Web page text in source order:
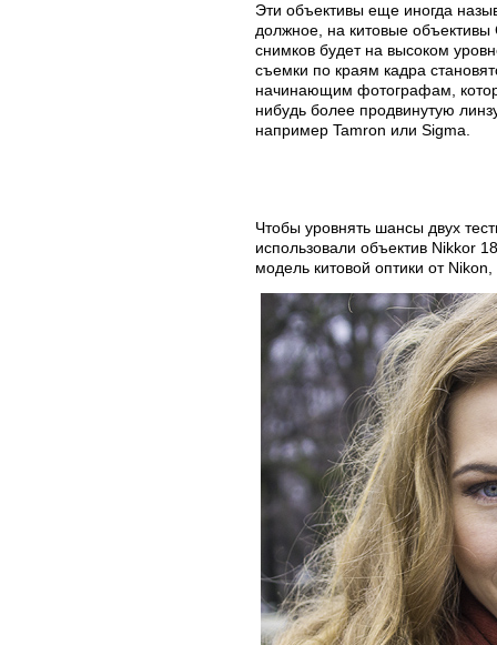
Эти объективы еще иногда
должное, на китовые
снимков будет на высоком
съемки по краям кадра
начинающим фотографам,
нибудь более продвинутую
например Tamron или Sigma.
Чтобы уровнять шансы двух
использовали объектив Nikkor
модель китовой оптики от